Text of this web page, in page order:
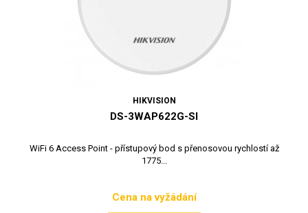
HIKVISION
DS-3WAP622G-SI
WiFi 6 Access Point - přístupový bod s přenosovou rychlostí až
1775...
Cena
Cena na vyžádání